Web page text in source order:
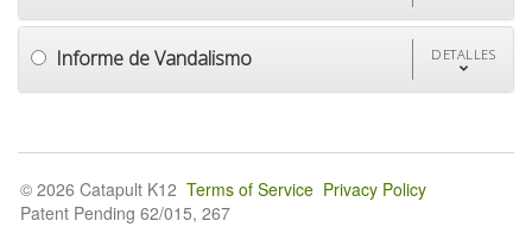
Informe de Vandalismo DETALLES
© 2026 Catapult K12 Terms of Service Privacy Policy
Patent Pending 62/015, 267